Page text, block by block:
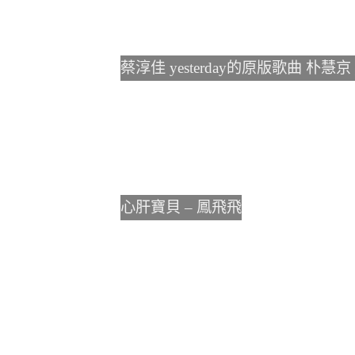
蔡淳佳 yesterday的原版歌曲 朴慧京
心肝寶貝 – 鳳飛飛